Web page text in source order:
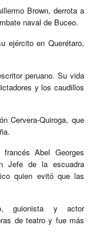
Brown, derrota a
naval de Buceo.
ejército en Querétaro,
peruano. Su vida
y los caudillos
Cervera-Quiroga, que
Abel Georges
Jefe de la escuadra
quien evitó que las
guionista y actor
de teatro y fue más